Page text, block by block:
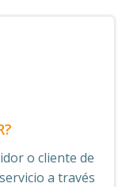
o cliente de
a través